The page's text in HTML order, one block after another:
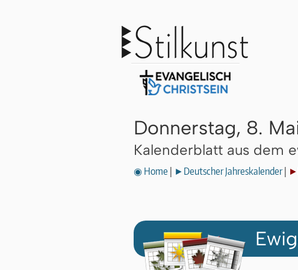
Donnerstag, 8.
Kalenderblatt aus dem
◉ Home ►Deutscher Jahreskalender|